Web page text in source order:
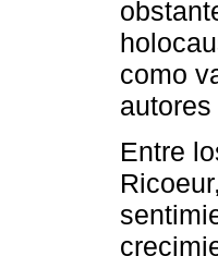
como
Entre